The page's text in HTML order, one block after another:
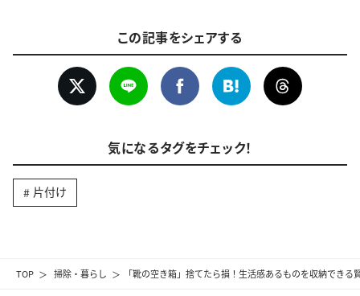
TOP 掃除・暮らし 「靴の空き箱」捨てたら損！生活感あるものを収納できる
この記事をシェアする
気になるタグをチェック！
片付け